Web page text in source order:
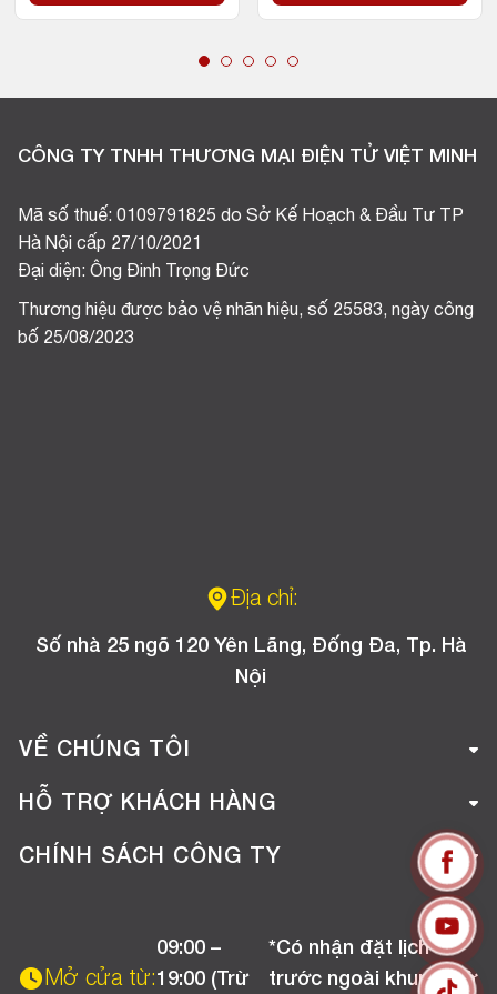
CÔNG TY TNHH THƯƠNG MẠI ĐIỆN TỬ VIỆT MINH
Mã số thuế: 0109791825 do Sở Kế Hoạch & Đầu Tư TP
Hà Nội cấp 27/10/2021
Đại diện: Ông Đinh Trọng Đức
Thương hiệu được bảo vệ nhãn hiệu, số 25583, ngày công
bố 25/08/2023
Địa chỉ:
Số nhà 25 ngõ 120 Yên Lãng, Đống Đa, Tp. Hà
Nội
VỀ CHÚNG TÔI
Giới thiệu công ty
Tuyển dụng
HỖ TRỢ KHÁCH HÀNG
Hướng dẫn mua hàng online
Chương trình khuyến mãi
CHÍNH SÁCH CÔNG TY
Chính sách bảo hành
Mở cửa từ:
09:00 –
19:00 (Trừ
*Có nhận đặt lịch
trước ngoài khung giờ